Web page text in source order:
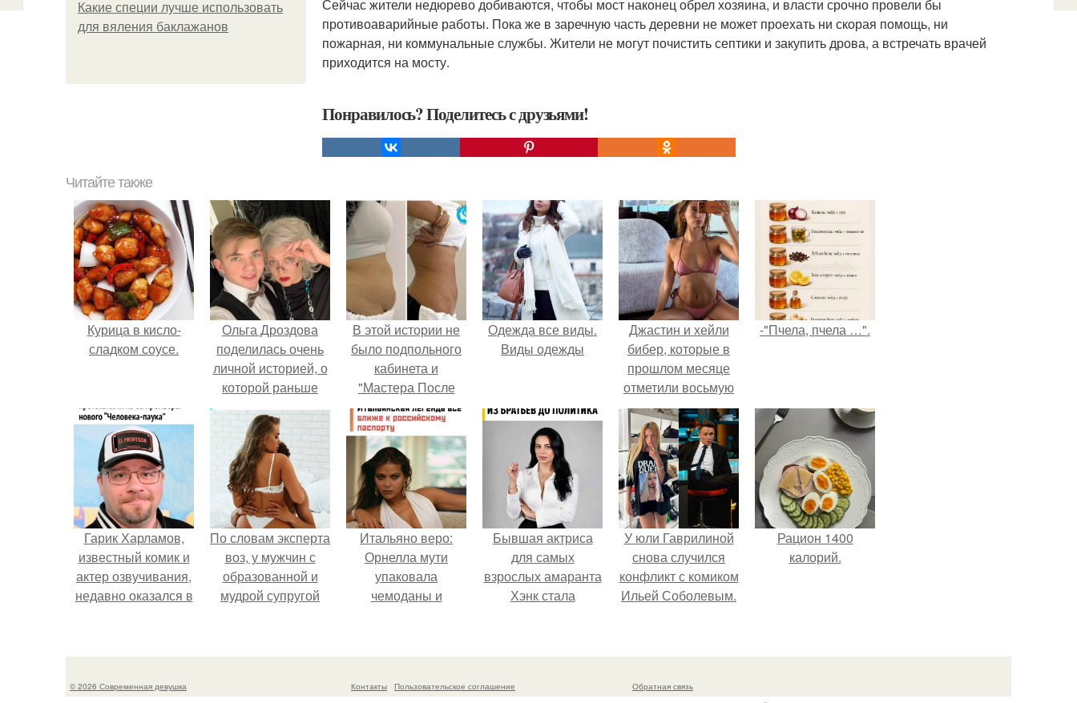
Какие специи лучше использовать
для вяления баклажанов
Сейчас жители недюрево добиваются, чтобы мост наконец обрел хозяина, и власти срочно провели бы
противоаварийные работы. Пока же в заречную часть деревни не может проехать ни скорая помощь, ни
пожарная, ни коммунальные службы. Жители не могут почистить септики и закупить дрова, а встречать врачей
приходится на мосту.
Понравилось? Поделитесь с друзьями!
Читайте также
Курица в кисло-
сладком соусе.
Ольга Дроздова
поделилась очень
личной историей, о
которой раньше
почти не говорила.
В этой истории не
было подпольного
кабинета и
"Мастера После
Двухнедельных
Курсов".
Одежда все виды.
Виды одежды
Джастин и хейли
бибер, которые в
прошлом месяце
отметили восьмую
годовщину
помолвки, показали
новые фото с
совместного
отдыха.
-"Пчела, пчела …".
Гарик Харламов,
известный комик и
актер озвучивания,
недавно оказался в
над озвучкой
колобка.
По словам эксперта
воз, у мужчин с
образованной и
мудрой супругой
смерти якобы на
Итальяно веро:
Орнелла мути
упаковала
чемоданы и
красным
Бывшая актриса
для самых
взрослых амаранта
Хэнк стала
У юли Гаврилиной
снова случился
конфликт с комиком
Ильей Соболевым.
Рацион 1400
калорий.
© 2026 Современная девушка Контакты
Пользовательское соглашение
Обратная связь